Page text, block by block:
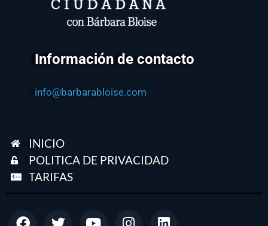
Información de contacto
info@barbarabloise.com
INICIO
POLITICA DE PRIVACIDAD
TARIFAS